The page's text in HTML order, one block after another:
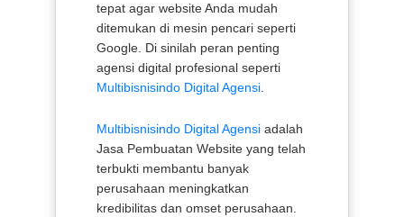
tepat agar website Anda mudah
ditemukan di mesin pencari seperti
Google. Di sinilah peran penting
agensi digital profesional seperti
Multibisnisindo Digital Agensi.
Multibisnisindo Digital Agensiadalah
Jasa Pembuatan Website yang telah
terbukti membantu banyak
perusahaan meningkatkan
kredibilitas dan omset perusahaan.